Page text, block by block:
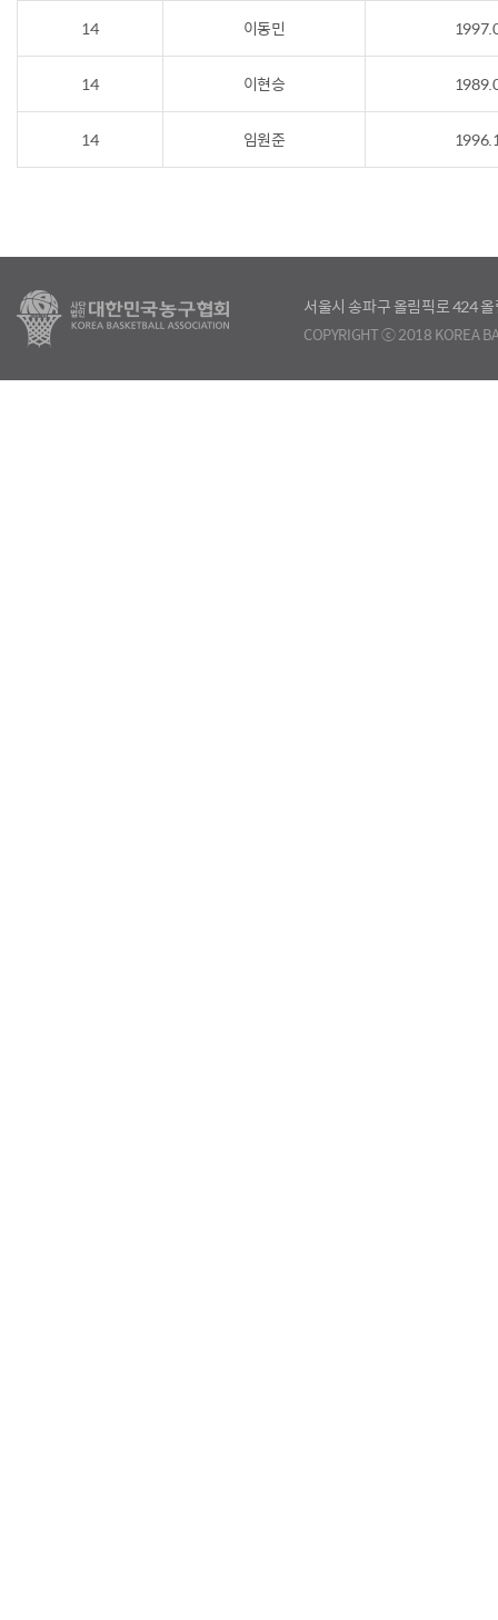
14 이동민
14 이현승
14 임원준
서울시 송파구 올림픽로 424
COPYRIGHT ⓒ 2018 KOREA